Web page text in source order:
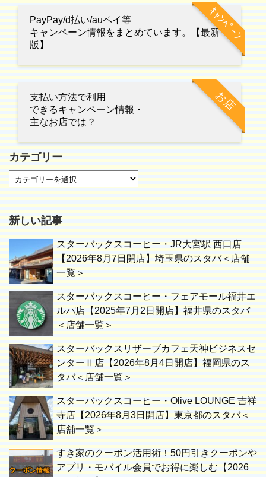
ｷｬﾝﾍﾟｰﾝ
PayPay/d払い/auペイ等
キャンペーン情報をまとめています。【最新
版】
お店
支払い方法で利用
できるキャンペーン情報・
主なお店では？
カテゴリー
新しい記事
スターバックスコーヒー・JR大宮駅 西口店
【2026年8月7日開店】埼玉県のスタバ＜店舗
一覧＞
スターバックスコーヒー・フェアモール福井エ
ルパ店【2025年7月2日開店】福井県のスタバ
＜店舗一覧＞
スターバックスリザーブカフェ天神ビジネスセ
ンターⅡ店【2026年8月4日開店】福岡県のス
タバ＜店舗一覧＞
スターバックスコーヒー・Olive LOUNGE 吉祥
寺店【2026年8月3日開店】東京都のスタバ＜
店舗一覧＞
すき家のクーポン活用術！50円引きクーポンや
アプリ・モバイル会員でお得に楽しむ【2026